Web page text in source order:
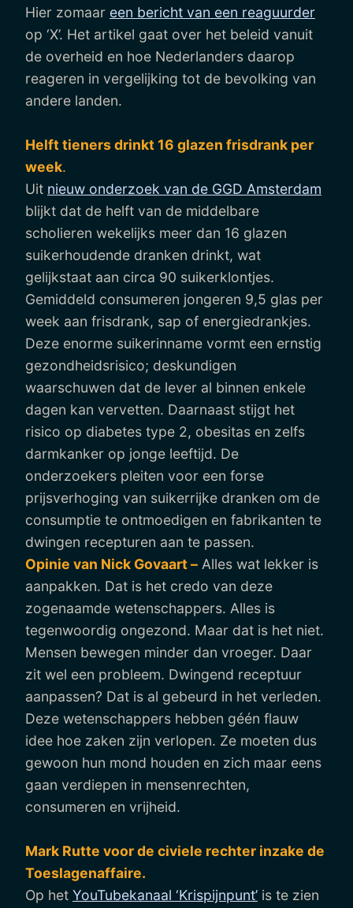
Hier zomaar een bericht van een reaguurder
op ‘X’. Het artikel gaat over het beleid vanuit
de overheid en hoe Nederlanders daarop
reageren in vergelijking tot de bevolking van
andere landen.
Helft tieners drinkt 16 glazen frisdrank per
week.
Uit nieuw onderzoek van de GGD Amsterdam
blijkt dat de helft van de middelbare
scholieren wekelijks meer dan 16 glazen
suikerhoudende dranken drinkt, wat
gelijkstaat aan circa 90 suikerklontjes.
Gemiddeld consumeren jongeren 9,5 glas per
week aan frisdrank, sap of energiedrankjes.
Deze enorme suikerinname vormt een ernstig
gezondheidsrisico; deskundigen
waarschuwen dat de lever al binnen enkele
dagen kan vervetten. Daarnaast stijgt het
risico op diabetes type 2, obesitas en zelfs
darmkanker op jonge leeftijd. De
onderzoekers pleiten voor een forse
prijsverhoging van suikerrijke dranken om de
consumptie te ontmoedigen en fabrikanten te
dwingen recepturen aan te passen.
Opinie van Nick Govaart – Alles wat lekker is
aanpakken. Dat is het credo van deze
zogenaamde wetenschappers. Alles is
tegenwoordig ongezond. Maar dat is het niet.
Mensen bewegen minder dan vroeger. Daar
zit wel een probleem. Dwingend receptuur
aanpassen? Dat is al gebeurd in het verleden.
Deze wetenschappers hebben géén flauw
idee hoe zaken zijn verlopen. Ze moeten dus
gewoon hun mond houden en zich maar eens
gaan verdiepen in mensenrechten,
consumeren en vrijheid.
Mark Rutte voor de civiele rechter inzake de
Toeslagenaffaire.
Op het YouTubekanaal ‘Krispijnpunt’ is te zien